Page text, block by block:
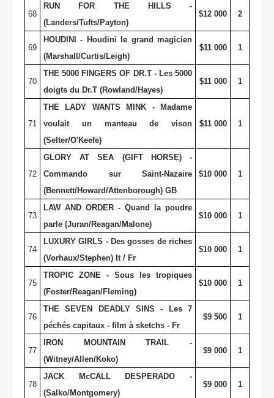
68
RUN FOR THE HILLS -
(Landers/Tufts/Payton)
$12 000 2
69
HOUDINI - Houdini le grand magicien
(Marshall/Curtis/Leigh)
$11 000 1
70
THE 5000 FINGERS OF DR.T - Les 5000
doigts du Dr.T (Rowland/Hayes)
$11 000 1
71
THE LADY WANTS MINK - Madame
voulait un manteau de vison
(Selter/O'Keefe)
$11 000 1
72
GLORY AT SEA (GIFT HORSE) -
Commando sur Saint-Nazaire
(Bennett/Howard/Attenborough) GB
$10 000 1
73
LAW AND ORDER - Quand la poudre
parle (Juran/Reagan/Malone)
$10 000 1
74
LUXURY GIRLS - Des gosses de riches
(Vorhaux/Stephen) It / Fr
$10 000 1
75
TROPIC ZONE - Sous les tropiques
(Foster/Reagan/Fleming)
$10 000 1
76
THE SEVEN DEADLY SINS - Les 7
péchés capitaux - film à sketchs - Fr
$9 500 1
77
IRON MOUNTAIN TRAIL -
(Witney/Allen/Koko)
$9 000 1
78
JACK McCALL DESPERADO -
(Salko/Montgomery)
$9 000 1